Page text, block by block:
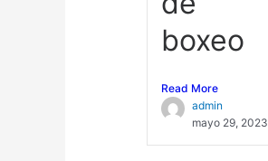
boxeo
Read More
admin
mayo 29, 2023